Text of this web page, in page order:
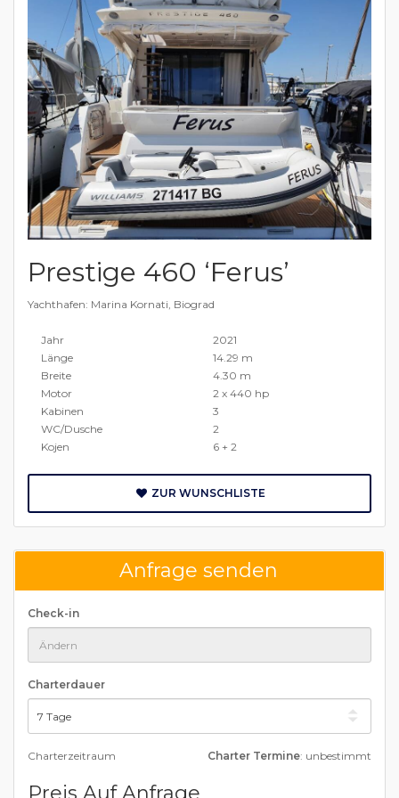
Prestige 460 ‘Ferus’
Yachthafen: Marina Kornati, Biograd
Jahr
2021
Länge
14.29 m
Breite
4.30 m
Motor
2 x 440 hp
Kabinen
3
WC/Dusche
2
Kojen
6 + 2
ZUR WUNSCHLISTE
Anfrage senden
Check-in
Charterdauer
Charterzeitraum Charter Termine: unbestimmt